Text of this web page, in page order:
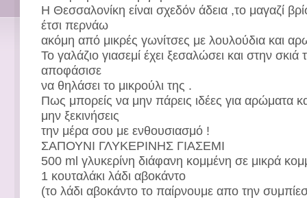
Η Θεσσαλονίκη είναι σχεδόν άδεια ,το μαγαζί
έτσι περνάω
ακόμη από μικρές γωνίτσες με λουλούδια και
Το γαλάζιο γιασεμί έχει ξεσαλώσει και στην
αποφάσισε
να θηλάσει το μικρούλι της .
Πως μπορείς να μην πάρεις ιδέες για αρώματα
μην ξεκινήσεις
την μέρα σου με ενθουσιασμό !
ΣΑΠΟΥΝΙ ΓΛΥΚΕΡΙΝΗΣ ΓΙΑΣΕΜΙ
500 ml γλυκερίνη διάφανη κομμένη σε μικρά
1 κουταλάκι λάδι αβοκάντο
(το λάδι αβοκάντο το παίρνουμε απο την